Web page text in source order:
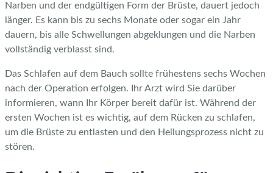
Narben und der endgültigen Form der Brüste, dauert jedoch
länger. Es kann bis zu sechs Monate oder sogar ein Jahr
dauern, bis alle Schwellungen abgeklungen und die Narben
vollständig verblasst sind.
Das Schlafen auf dem Bauch sollte frühestens sechs Wochen
nach der Operation erfolgen. Ihr Arzt wird Sie darüber
informieren, wann Ihr Körper bereit dafür ist. Während der
ersten Wochen ist es wichtig, auf dem Rücken zu schlafen,
um die Brüste zu entlasten und den Heilungsprozess nicht zu
stören.